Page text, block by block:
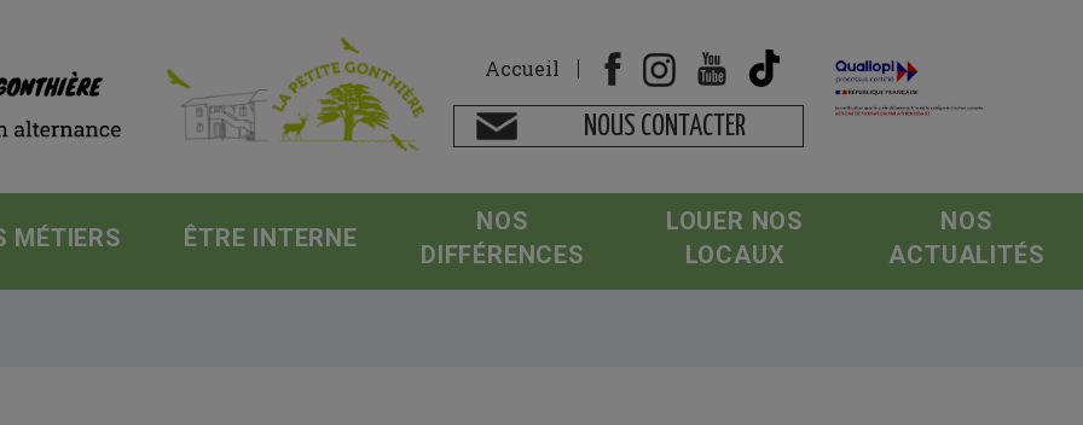
Accueil
NOUS CONTACTER
MÉTIERS ÊTRE INTERNE
NOS
DIFFÉRENCES
LOUER NOS
LOCAUX
NOS
ACTUALITÉS